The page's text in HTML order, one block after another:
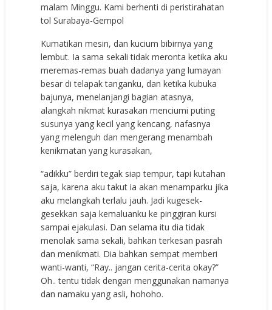
malam Minggu. Kami berhenti di peristirahatan
tol Surabaya-Gempol
Kumatikan mesin, dan kucium bibirnya yang
lembut. Ia sama sekali tidak meronta ketika aku
meremas-remas buah dadanya yang lumayan
besar di telapak tanganku, dan ketika kubuka
bajunya, menelanjangi bagian atasnya,
alangkah nikmat kurasakan menciumi puting
susunya yang kecil yang kencang, nafasnya
yang melenguh dan mengerang menambah
kenikmatan yang kurasakan,
“adikku” berdiri tegak siap tempur, tapi kutahan
saja, karena aku takut ia akan menamparku jika
aku melangkah terlalu jauh. Jadi kugesek-
gesekkan saja kemaluanku ke pinggiran kursi
sampai ejakulasi. Dan selama itu dia tidak
menolak sama sekali, bahkan terkesan pasrah
dan menikmati. Dia bahkan sempat memberi
wanti-wanti, “Ray.. jangan cerita-cerita okay?”
Oh.. tentu tidak dengan menggunakan namanya
dan namaku yang asli, hohoho.